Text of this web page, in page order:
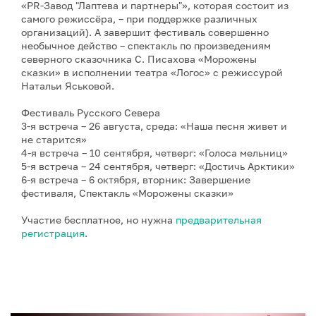
«PR-Завод "Лаптева и партнеры"», которая состоит из
самого режиссёра, – при поддержке различных
организаций). А завершит фестиваль совершенно
необычное действо – спектакль по произведениям
северного сказочника С. Писахова «Морожены
сказки» в исполнении театра «Логос» с режиссурой
Натальи Яськовой.
Фестиваль Русского Севера
3-я встреча – 26 августа, среда: «Наша песня живет и
не старится»
4-я встреча – 10 сентября, четверг: «Голоса мельниц»
5-я встреча – 24 сентября, четверг: «Достичь Арктики»
6-я встреча – 6 октября, вторник: Завершение
фестиваля, Спектакль «Морожены сказки»
Участие бесплатное, но нужна предварительная
регистрация.